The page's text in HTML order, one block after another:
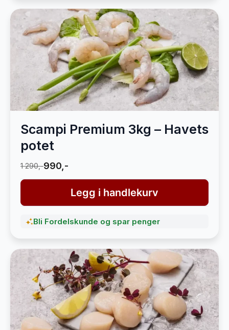
Scampi Premium 3kg – Havets
potet
1 290,-990,-
Legg i handlekurv
Bli Fordelskunde og spar penger